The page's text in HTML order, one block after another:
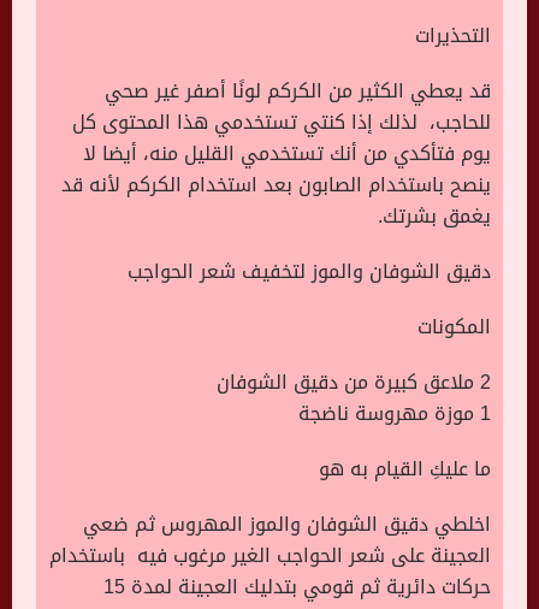
التحذيرات
قد يعطي الكثير من الكركم لونًا أصفر غير صحي
للحاجب، لذلك إذا كنتي تستخدمي هذا المحتوى كل
يوم فتأكدي من أنك تستخدمي القليل منه، أيضا لا
ينصح باستخدام الصابون بعد استخدام الكركم لأنه قد
يغمق بشرتك.
دقيق الشوفان والموز لتخفيف شعر الحواجب
المكونات
2 ملاعق كبيرة من دقيق الشوفان
1 موزة مهروسة ناضجة
ما عليكِ القيام به هو
اخلطي دقيق الشوفان والموز المهروس ثم ضعي
العجينة على شعر الحواجب الغير مرغوب فيه باستخدام
حركات دائرية ثم قومي بتدليك العجينة لمدة 15